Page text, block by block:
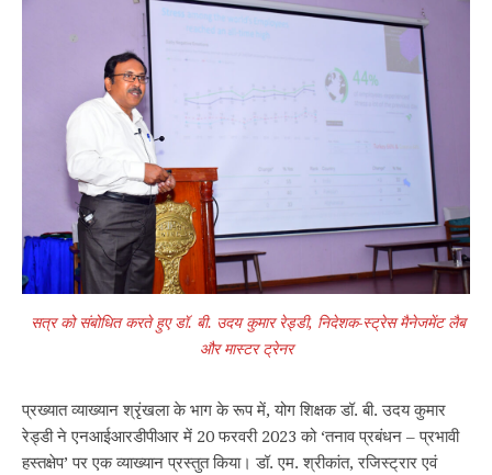
सत्र को संबोधित करते हुए डॉ. बी. उदय कुमार रेड्डी, निदेशक-स्ट्रेस मैनेजमेंट लैब
और मास्टर ट्रेनर
प्रख्यात व्याख्यान श्रृंखला के भाग के रूप में, योग शिक्षक डॉ. बी. उदय कुमार
रेड्डी ने एनआईआरडीपीआर में 20 फरवरी 2023 को ‘तनाव प्रबंधन – प्रभावी
हस्तक्षेप’ पर एक व्याख्यान प्रस्‍तुत किया। डॉ. एम. श्रीकांत, रजिस्ट्रार एवं